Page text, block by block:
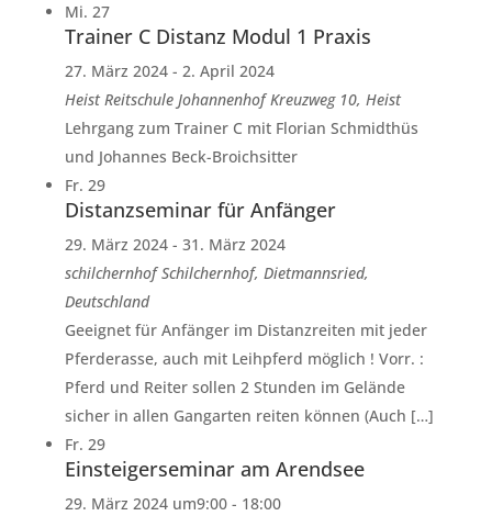
Mi. 27
Trainer C Distanz Modul 1 Praxis
27. März 2024- 2. April 2024
HeistReitschule Johannenhof Kreuzweg 10, Heist
Lehrgang zum Trainer C mit Florian Schmidthüs
und Johannes Beck-Broichsitter
Fr. 29
Distanzseminar für Anfänger
29. März 2024- 31. März 2024
schilchernhofSchilchernhof, Dietmannsried,
Deutschland
Geeignet für Anfänger im Distanzreiten mit jeder
Pferderasse, auch mit Leihpferd möglich ! Vorr. :
Pferd und Reiter sollen 2 Stunden im Gelände
sicher in allen Gangarten reiten können (Auch […]
Fr. 29
Einsteigerseminar am Arendsee
29. März 2024 um9:00- 18:00